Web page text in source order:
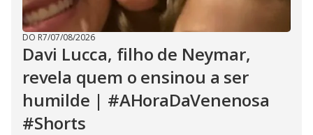
DO R7/07/08/2026
Davi Lucca, filho de Neymar,
revela quem o ensinou a ser
humilde | #AHoraDaVenenosa
#Shorts